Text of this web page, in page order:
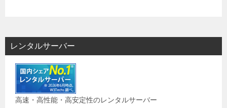
レンタルサーバー
高速・高性能・高安定性のレンタルサーバー